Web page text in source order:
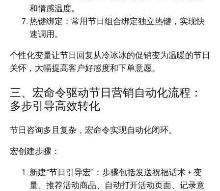
和情感温度。
热键绑定：常用节日组合绑定独立热键，实现快
速调用。
个性化变量让节日回复从冷冰冰的促销变为温暖的节日
关怀，大幅提高客户好感度和下单意愿。
三、宏命令驱动节日营销自动化流程：
多步引导高效转化
节日咨询多且复杂，宏命令实现自动化闭环。
宏创建步骤：
新建“节日引导宏”：步骤包括发送祝福话术 + 变
量、推荐活动商品、自动打开活动页面、记录意